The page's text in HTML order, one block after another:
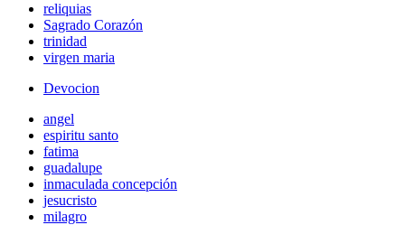
reliquias
Sagrado Corazón
trinidad
virgen maria
Devocion
angel
espiritu santo
fatima
guadalupe
inmaculada concepción
jesucristo
milagro